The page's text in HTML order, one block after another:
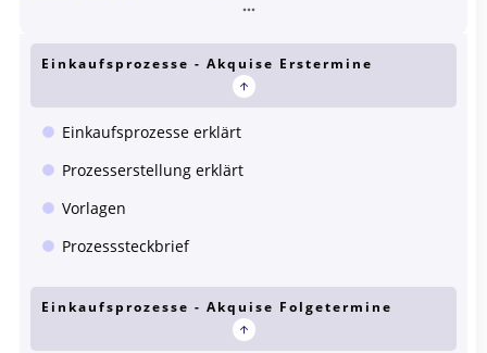
Einkaufsprozesse - Akquise Erstermine
Einkaufsprozesse erklärt
Prozesserstellung erklärt
Vorlagen
Prozesssteckbrief
Einkaufsprozesse - Akquise Folgetermine